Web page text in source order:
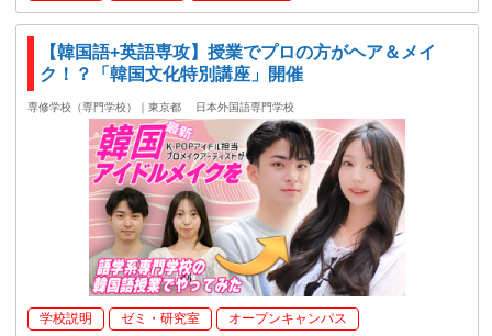
【韓国語+英語専攻】授業でプロの方がヘア＆メイ
ク！？「韓国文化特別講座」開催
専修学校（専門学校）｜東京都 日本外国語専門学校
学校説明 ゼミ・研究室
オープンキャンパス